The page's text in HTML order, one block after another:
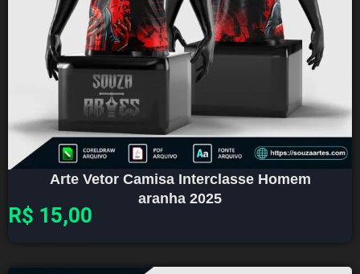
Arte Vetor Camisa Interclasse Homem
aranha 2025
R$ 15,00